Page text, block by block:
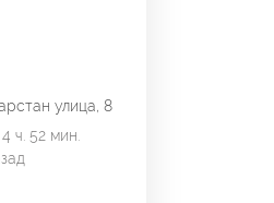
улица, 8
ч. 52 мин.